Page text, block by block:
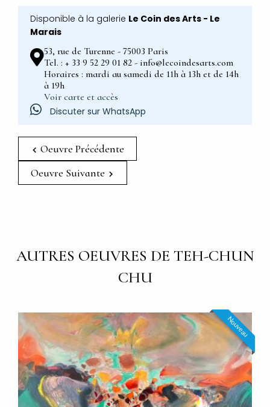
Disponible à la galerie Le Coin des Arts - Le
Marais
53, rue de Turenne - 75003 Paris
Tel. : + 33 9 52 29 01 82 - info@lecoindesarts.com
Horaires : mardi au samedi de 11h à 13h et de 14h
à 19h
Voir carte et accès
Discuter sur WhatsApp
Oeuvre Précédente
Oeuvre Suivante
AUTRES OEUVRES DE TEH-CHUN
CHU
Nouveau